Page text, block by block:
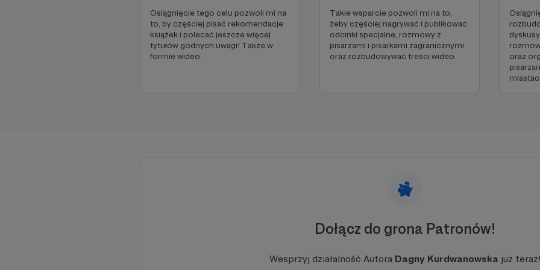
Osiągnięcie tego celu pozwoli mi na
to, by częściej pisać rekomendacje
książek i polecać jeszcze więcej
tytułów godnych uwagi! Także w
formie wideo.
Takie wsparcie pozwoli mi na to,
żeby częściej nagrywać i publikować
odcinki specjalne, rozmowy z
pisarzami i pisarkami zagranicznymi
oraz rozbudowywać treści wideo.
oraz
Dołącz do grona Patronów!
Wesprzyj działalność Autora Dagny Kurdwanowska już teraz!